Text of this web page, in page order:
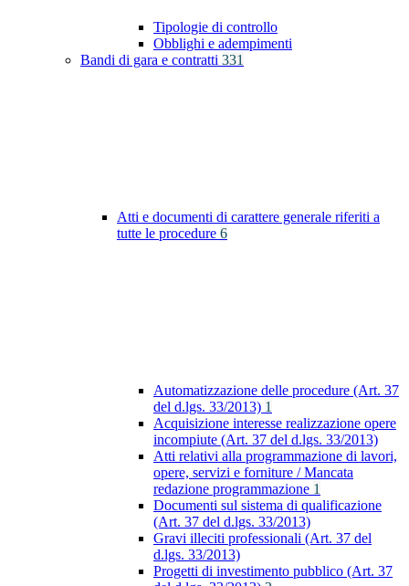
Tipologie di controllo
Obblighi e adempimenti
Bandi di gara e contratti 331
Atti e documenti di carattere generale riferiti a
tutte le procedure 6
Automatizzazione delle procedure (Art. 37
del d.lgs. 33/2013) 1
Acquisizione interesse realizzazione opere
incompiute (Art. 37 del d.lgs. 33/2013)
Atti relativi alla programmazione di lavori,
opere, servizi e forniture / Mancata
redazione programmazione 1
Documenti sul sistema di qualificazione
(Art. 37 del d.lgs. 33/2013)
Gravi illeciti professionali (Art. 37 del
d.lgs. 33/2013)
Progetti di investimento pubblico (Art. 37